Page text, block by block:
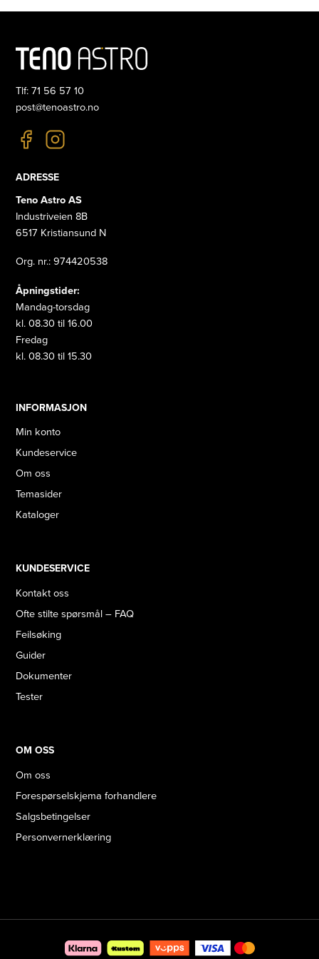
Tlf: 71 56 57 10
post@tenoastro.no
ADRESSE
Teno Astro AS
Industriveien 8B
6517 Kristiansund N
Org. nr.: 974420538
Åpningstider:
Mandag-torsdag
kl. 08.30 til 16.00
Fredag
kl. 08.30 til 15.30
INFORMASJON
Min konto
Kundeservice
Om oss
Temasider
Kataloger
KUNDESERVICE
Kontakt oss
Ofte stilte spørsmål – FAQ
Feilsøking
Guider
Dokumenter
Tester
OM OSS
Om oss
Forespørselskjema forhandlere
Salgsbetingelser
Personvernerklæring